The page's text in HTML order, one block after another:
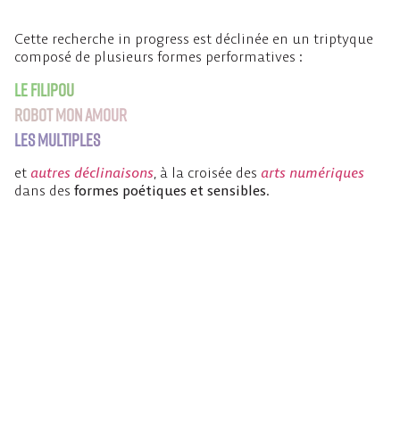
Cette recherche in progress est déclinée en un triptyque
composé de plusieurs formes performatives :
Le Filipou
Robot mon Amour
Les Multiples
et autres déclinaisons, à la croisée des arts numériques
dans des formes poétiques et sensibles.